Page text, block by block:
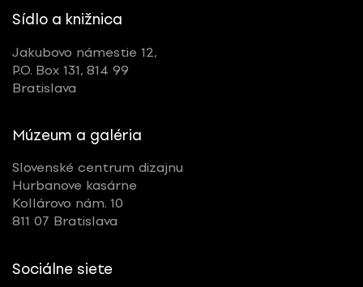
Sídlo a knižnica
Jakubovo námestie 12,
P.O. Box 131, 814 99
Bratislava
Múzeum a galéria
Slovenské centrum dizajnu
Hurbanove kasárne
Kollárovo nám. 10
811 07 Bratislava
Sociálne siete